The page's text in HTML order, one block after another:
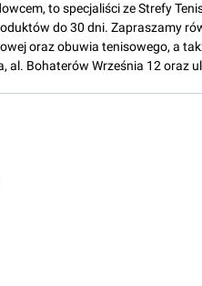
to specjaliści ze Strefy
do 30 dni. Zapraszamy
oraz obuwia tenisowego, a
Bohaterów Września 12 oraz